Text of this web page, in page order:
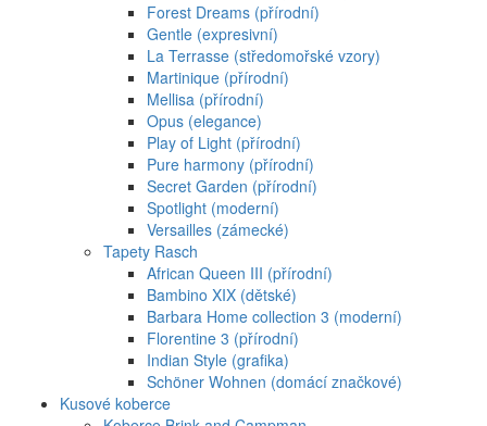
Forest Dreams (přírodní)
Gentle (expresivní)
La Terrasse (středomořské vzory)
Martinique (přírodní)
Mellisa (přírodní)
Opus (elegance)
Play of Light (přírodní)
Pure harmony (přírodní)
Secret Garden (přírodní)
Spotlight (moderní)
Versailles (zámecké)
Tapety Rasch
African Queen III (přírodní)
Bambino XIX (dětské)
Barbara Home collection 3 (moderní)
Florentine 3 (přírodní)
Indian Style (grafika)
Schöner Wohnen (domácí značkové)
Kusové koberce